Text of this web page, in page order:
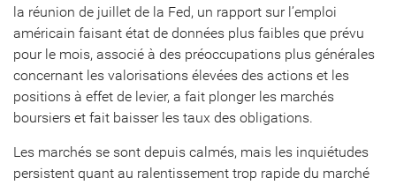
la réunion de juillet de la Fed, un rapport sur l’emploi
américain faisant état de données plus faibles que prévu
pour le mois, associé à des préoccupations plus générales
concernant les valorisations élevées des actions et les
positions à effet de levier, a fait plonger les marchés
boursiers et fait baisser les taux des obligations.
Les marchés se sont depuis calmés, mais les inquiétudes
persistent quant au ralentissement trop rapide du marché